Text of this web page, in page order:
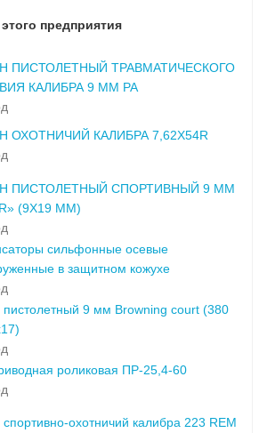
предприятия
ПИСТОЛЕТНЫЙ ТРАВМАТИЧЕСКОГО
КАЛИБРА 9 MM РА
ОХОТНИЧИЙ КАЛИБРА 7,62Х54R
ПИСТОЛЕТНЫЙ СПОРТИВНЫЙ 9 MM
(9Х19 ММ)
сильфонные осевые
в защитном кожухе
пистолетный 9 мм Browning court (380
роликовая ПР-25,4-60
охотничий калибра 223 REM